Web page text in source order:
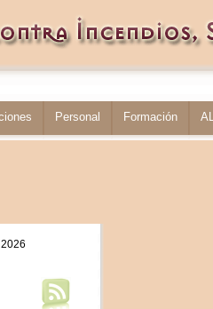
Personal Formación